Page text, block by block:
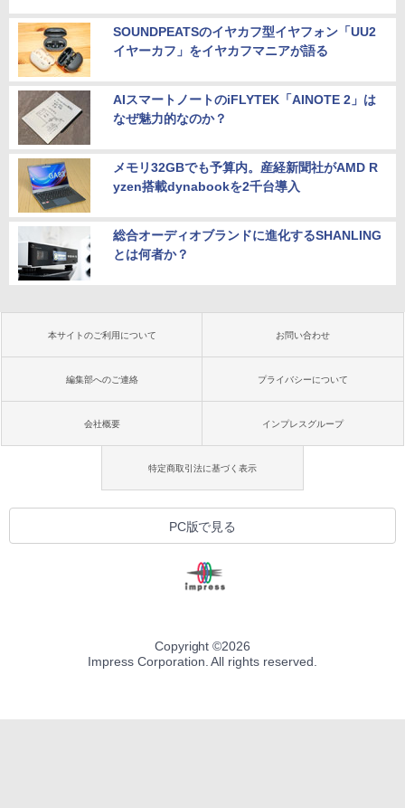
SOUNDPEATSのイヤカフ型イヤフォン「UU2
イヤーカフ」をイヤカフマニアが語る
AIスマートノートのiFLYTEK「AINOTE 2」は
なぜ魅力的なのか？
メモリ32GBでも予算内。産経新聞社がAMD R
yzen搭載dynabookを2千台導入
総合オーディオブランドに進化するSHANLING
とは何者か？
本サイトのご利用について お問い合わせ
編集部へのご連絡 プライバシーについて
会社概要 インプレスグループ
特定商取引法に基づく表示
PC版で見る
Copyright ©2026
Impress Corporation. All rights reserved.